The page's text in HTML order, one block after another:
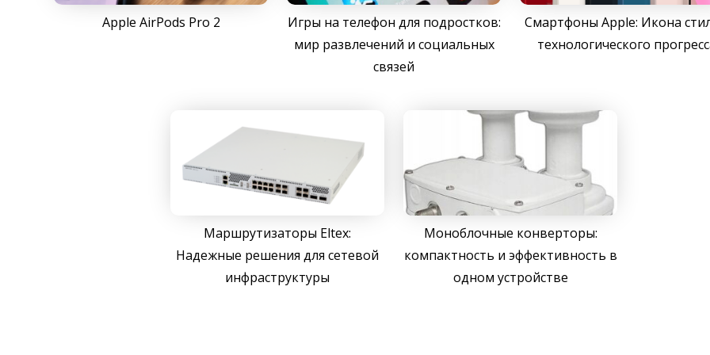
Apple AirPods Pro 2
Игры на телефон для подростков:
мир развлечений и социальных
связей
Смартфоны Apple: Икона
технологического
Маршрутизаторы Eltex:
Надежные решения для сетевой
инфраструктуры
Моноблочные конверторы:
компактность и эффективность в
одном устройстве